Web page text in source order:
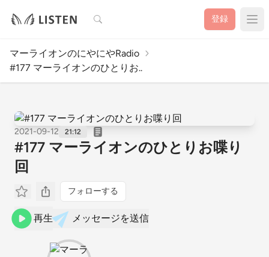
検索 登録
マーライオンのにやにやRadio
#177 マーライオンのひとりお..
2021-09-12 21:12
#177 マーライオンのひとりお喋り
回
フォローする
再生 メッセージを送信